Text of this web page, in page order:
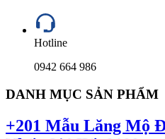
Hotline
0942 664 986
DANH MỤC SẢN PHẨM
+201 Mẫu Lăng Mộ